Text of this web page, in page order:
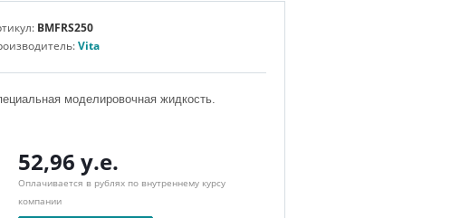
BMFRS250
Vita
моделировочная жидкость.
52,96 у.е.
Оплачивается в рублях по внутреннему курсу
компании